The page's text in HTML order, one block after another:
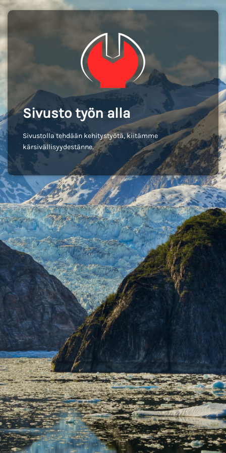
Sivusto työn alla
Sivustolla tehdään kehitystyötä, kiitämme
kärsivällisyydestänne.